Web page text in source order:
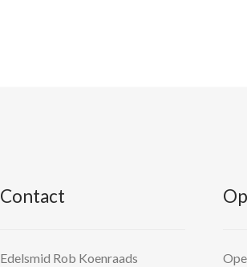
Contact
Edelsmid Rob Koenraads